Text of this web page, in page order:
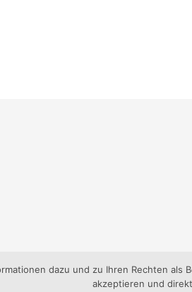
dazu und zu Ihren Rechten als
akzeptieren und